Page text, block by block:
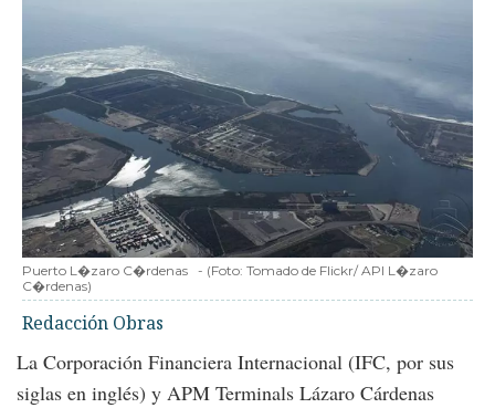
Puerto L�zaro C�rdenas - (Foto: Tomado de Flickr/ API L�zaro
C�rdenas)
Redacción Obras
La Corporación Financiera Internacional (IFC, por sus
siglas en inglés) y APM Terminals Lázaro Cárdenas